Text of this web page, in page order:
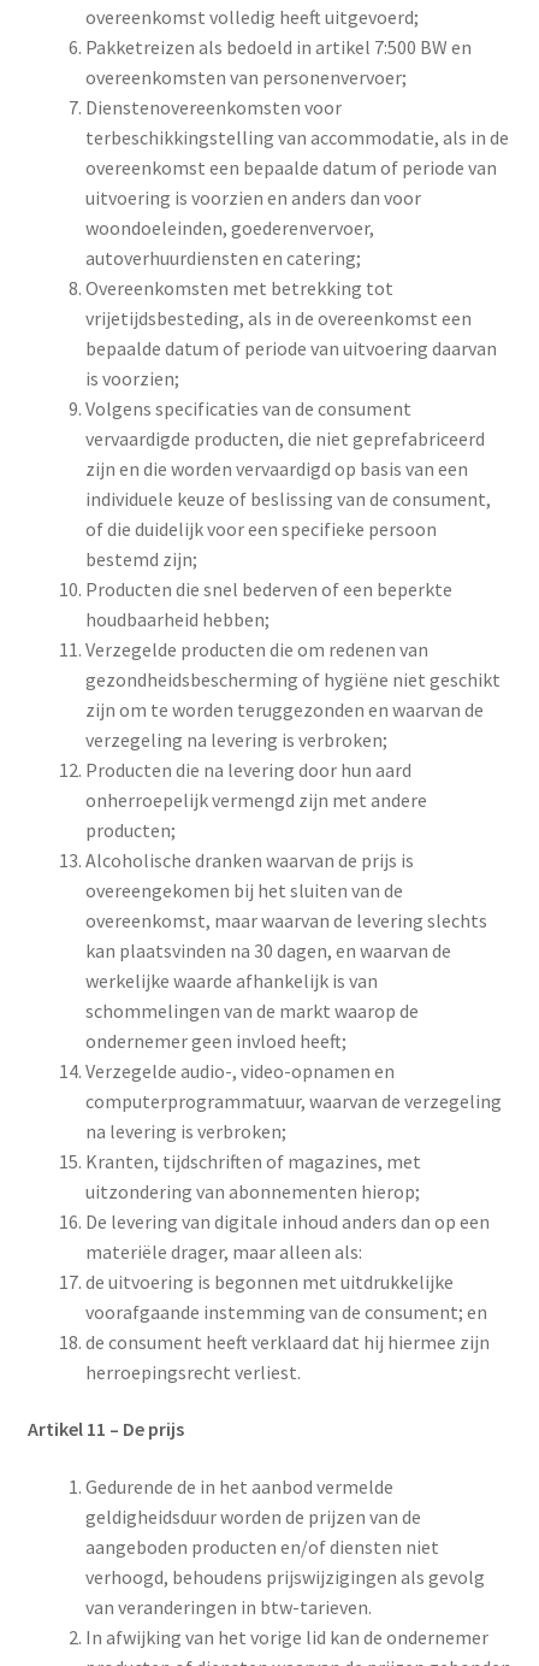
overeenkomst volledig heeft uitgevoerd;
Pakketreizen als bedoeld in artikel 7:500 BW en
overeenkomsten van personenvervoer;
Dienstenovereenkomsten voor
terbeschikkingstelling van accommodatie, als in de
overeenkomst een bepaalde datum of periode van
uitvoering is voorzien en anders dan voor
woondoeleinden, goederenvervoer,
autoverhuurdiensten en catering;
Overeenkomsten met betrekking tot
vrijetijdsbesteding, als in de overeenkomst een
bepaalde datum of periode van uitvoering daarvan
is voorzien;
Volgens specificaties van de consument
vervaardigde producten, die niet geprefabriceerd
zijn en die worden vervaardigd op basis van een
individuele keuze of beslissing van de consument,
of die duidelijk voor een specifieke persoon
bestemd zijn;
Producten die snel bederven of een beperkte
houdbaarheid hebben;
Verzegelde producten die om redenen van
gezondheidsbescherming of hygiëne niet geschikt
zijn om te worden teruggezonden en waarvan de
verzegeling na levering is verbroken;
Producten die na levering door hun aard
onherroepelijk vermengd zijn met andere
producten;
Alcoholische dranken waarvan de prijs is
overeengekomen bij het sluiten van de
overeenkomst, maar waarvan de levering slechts
kan plaatsvinden na 30 dagen, en waarvan de
werkelijke waarde afhankelijk is van
schommelingen van de markt waarop de
ondernemer geen invloed heeft;
Verzegelde audio-, video-opnamen en
computerprogrammatuur, waarvan de verzegeling
na levering is verbroken;
Kranten, tijdschriften of magazines, met
uitzondering van abonnementen hierop;
De levering van digitale inhoud anders dan op een
materiële drager, maar alleen als:
de uitvoering is begonnen met uitdrukkelijke
voorafgaande instemming van de consument; en
de consument heeft verklaard dat hij hiermee zijn
herroepingsrecht verliest.
Artikel 11 – De prijs
Gedurende de in het aanbod vermelde
geldigheidsduur worden de prijzen van de
aangeboden producten en/of diensten niet
verhoogd, behoudens prijswijzigingen als gevolg
van veranderingen in btw-tarieven.
In afwijking van het vorige lid kan de ondernemer